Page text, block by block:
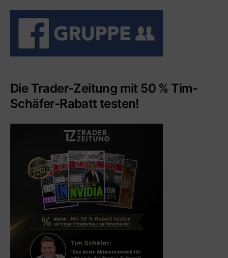
Die Trader-Zeitung mit 50 % Tim-
Schäfer-Rabatt testen!